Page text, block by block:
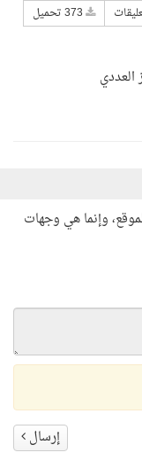
العددي
وإنما هي وجهات
إرسال